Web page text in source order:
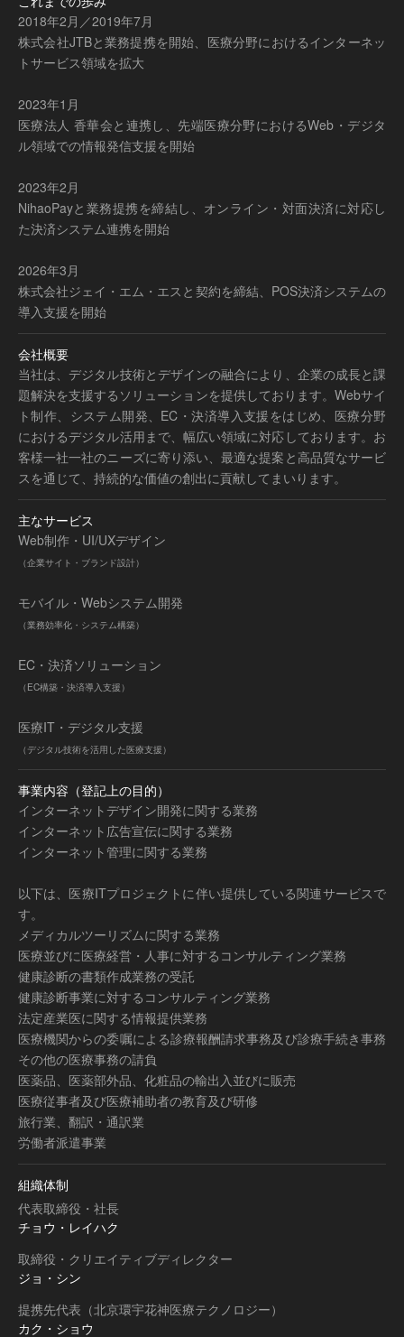
2018年2月／2019年7月
株式会社JTBと業務提携を開始、医療分野におけるインターネッ
トサービス領域を拡大
2023年1月
医療法人 香華会と連携し、先端医療分野におけるWeb・デジタ
ル領域での情報発信支援を開始
2023年2月
NihaoPayと業務提携を締結し、オンライン・対面決済に対応し
た決済システム連携を開始
2026年3月
株式会社ジェイ・エム・エスと契約を締結、POS決済システムの
導入支援を開始
会社概要
当社は、デジタル技術とデザインの融合により、企業の成長と課
題解決を支援するソリューションを提供しております。Webサイ
ト制作、システム開発、EC・決済導入支援をはじめ、医療分野
におけるデジタル活用まで、幅広い領域に対応しております。お
客様一社一社のニーズに寄り添い、最適な提案と高品質なサービ
スを通じて、持続的な価値の創出に貢献してまいります。
主なサービス
Web制作・UI/UXデザイン
（企業サイト・ブランド設計）
モバイル・Webシステム開発
（業務効率化・システム構築）
EC・決済ソリューション
（EC構築・決済導入支援）
医療IT・デジタル支援
（デジタル技術を活用した医療支援）
事業内容（登記上の目的）
インターネットデザイン開発に関する業務
インターネット広告宣伝に関する業務
インターネット管理に関する業務
以下は、医療ITプロジェクトに伴い提供している関連サービスで
す。
メディカルツーリズムに関する業務
医療並びに医療経営・人事に対するコンサルティング業務
健康診断の書類作成業務の受託
健康診断事業に対するコンサルティング業務
法定産業医に関する情報提供業務
医療機関からの委嘱による診療報酬請求事務及び診療手続き事務
その他の医療事務の請負
医薬品、医薬部外品、化粧品の輸出入並びに販売
医療従事者及び医療補助者の教育及び研修
旅行業、翻訳・通訳業
労働者派遣事業
組織体制
代表取締役・社長
チョウ・レイハク
取締役・クリエイティブディレクター
ジョ・シン
提携先代表（北京環宇花神医療テクノロジー）
カク・ショウ